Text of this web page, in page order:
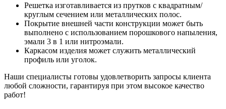
Решетка изготавливается из прутков с квадратным/
круглым сечением или металлических полос.
Покрытие внешней части конструкции может быть
выполнено с использованием порошкового напыления,
эмали 3 в 1 или нитроэмали.
Каркасом изделия может служить металлический
профиль или уголок.
Наши специалисты готовы удовлетворить запросы клиента
любой сложности, гарантируя при этом высокое качество
работ!